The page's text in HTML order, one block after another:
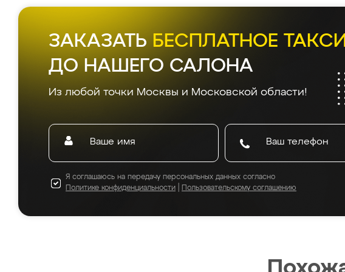
ЗАКАЗАТЬ БЕСПЛАТНОЕ ТАКСИ
ДО НАШЕГО САЛОНА
Из любой точки Москвы и Московской области!
Я соглашаюсь на передачу персональных данных согласно
Политике конфиденциальности
Пользовательскому соглашению